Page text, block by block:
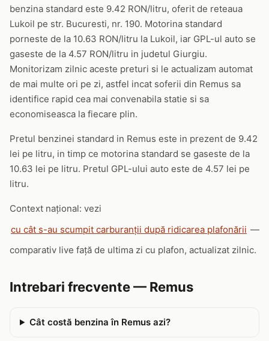
benzina standard este 9.42 RON/litru, oferit de reteaua
Lukoil pe str. Bucuresti, nr. 190. Motorina standard
porneste de la 10.63 RON/litru la Lukoil, iar GPL-ul auto se
gaseste de la 4.57 RON/litru in judetul Giurgiu.
Monitorizam zilnic aceste preturi si le actualizam automat
de mai multe ori pe zi, astfel incat soferii din Remus sa
identifice rapid cea mai convenabila statie si sa
economiseasca la fiecare plin.
Pretul benzinei standard in Remus este in prezent de 9.42
lei pe litru, in timp ce motorina standard se gaseste de la
10.63 lei pe litru. Pretul GPL-ului auto este de 4.57 lei pe
litru.
Context național: vezi
cu cât s-au scumpit carburanții după ridicarea plafonării —
comparativ live față de ultima zi cu plafon, actualizat zilnic.
Intrebari frecvente — Remus
Cât costă benzina în Remus azi?